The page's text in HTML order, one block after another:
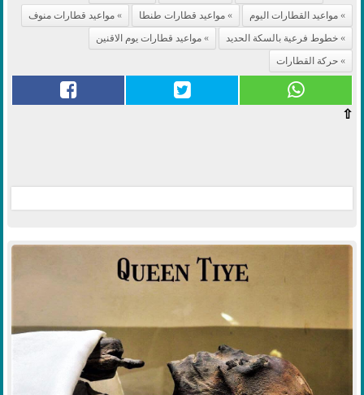
مواعيد القطارات اليوم
مواعيد قطارات طنطا
مواعيد قطارات منوف
خطوط فرعية بالسكة الحديد
مواعيد قطارات يوم الاقنين
حركة القطارات
⇧